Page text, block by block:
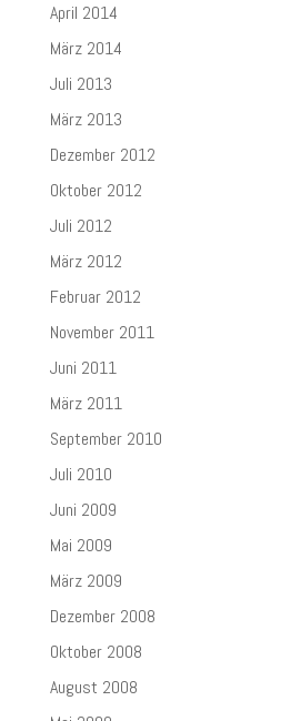
April 2014
März 2014
Juli 2013
März 2013
Dezember 2012
Oktober 2012
Juli 2012
März 2012
Februar 2012
November 2011
Juni 2011
März 2011
September 2010
Juli 2010
Juni 2009
Mai 2009
März 2009
Dezember 2008
Oktober 2008
August 2008